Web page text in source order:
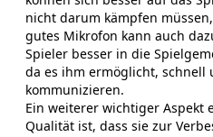
nicht darum kämpfen
gutes Mikrofon kann auch
Spieler besser in die
da es ihm ermöglicht, schnell
kommunizieren.
Ein weiterer wichtiger Aspekt
Qualität ist, dass sie zur